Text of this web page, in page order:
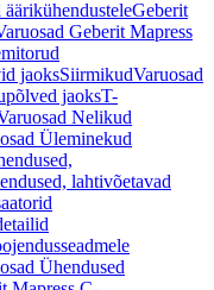
Geberit
Geberit Mapress
jaoksSiirmikudVaruosad
jaoksT-
Nelikud
Üleminekud
lahtivõetavad
Ühendused